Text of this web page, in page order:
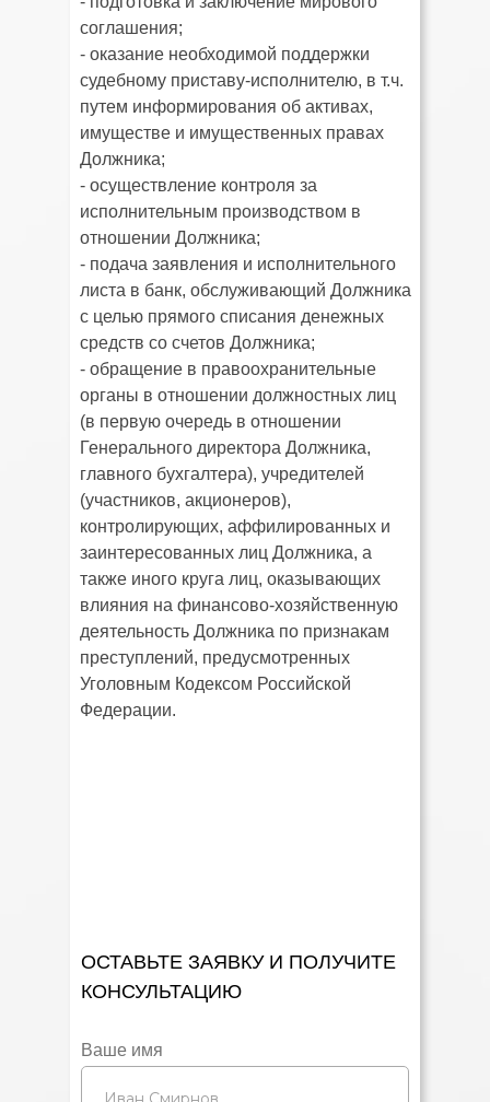
соглашения;
- оказание необходимой поддержки
судебному приставу-исполнителю, в т.ч.
путем информирования об активах,
имуществе и имущественных правах
Должника;
- осуществление контроля за
исполнительным производством в
отношении Должника;
- подача заявления и исполнительного
листа в банк, обслуживающий Должника
с целью прямого списания денежных
средств со счетов Должника;
- обращение в правоохранительные
органы в отношении должностных лиц
(в первую очередь в отношении
Генерального директора Должника,
главного бухгалтера), учредителей
(участников, акционеров),
контролирующих, аффилированных и
заинтересованных лиц Должника, а
также иного круга лиц, оказывающих
влияния на финансово-хозяйственную
деятельность Должника по признакам
преступлений, предусмотренных
Уголовным Кодексом Российской
Федерации.
Ваше имя
ОСТАВЬТЕ ЗАЯВКУ И ПОЛУЧИТЕ
КОНСУЛЬТАЦИЮ